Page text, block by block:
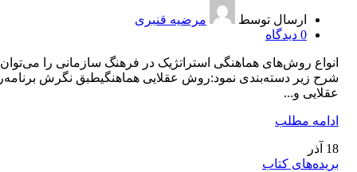
ارسال توسط
مرضیه قنبری
0 دیدگاه
انواع روش‌های هماهنگی استراتژیک در فرهنگ سازمانی را
شرح زیر دسته‌بندی نمود:روش عقلایی هماهنگیطبق نگرش
عقلایی و...
ادامه مطلب
18 آذر
بریده‌های کتاب